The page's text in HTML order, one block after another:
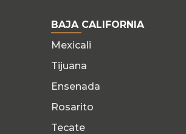
BAJA CALIFORNIA
Mexicali
Tijuana
Ensenada
Rosarito
Tecate